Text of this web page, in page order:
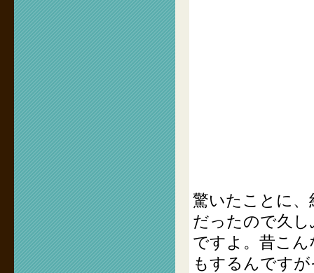
驚いたことに
だったので久
ですよ。昔こ
もするんです